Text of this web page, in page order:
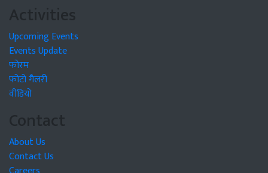
Activities
Upcoming Events
Events Update
फोरम
फोटो गैलरी
वीडियो
Contact
About Us
Contact Us